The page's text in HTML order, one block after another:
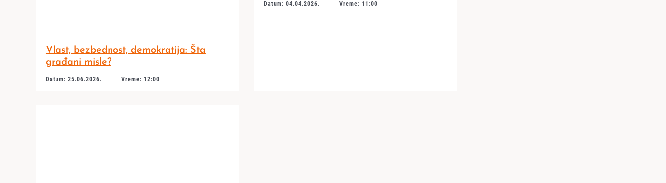
Vlast, bezbednost, demokratija: Šta
građani misle?
Datum: 25.06.2026. Vreme: 12:00
Datum: 04.04.2026. Vreme: 11:00